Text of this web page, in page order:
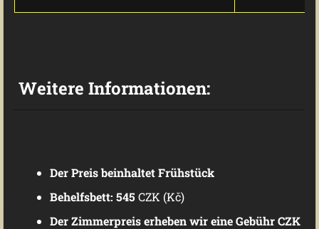
Weitere Informationen:
Der Preis beinhaltet Frühstück
Behelfsbett: 545 CZK (Kč)
Der Zimmerpreis erheben wir eine Gebühr CZK